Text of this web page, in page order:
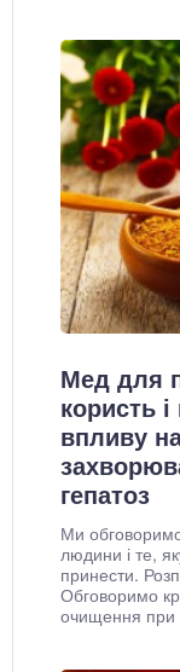
Мед для
користь
впливу
гепатоз
Ми
людини і те,
принести.
Обговоримо
очищення при